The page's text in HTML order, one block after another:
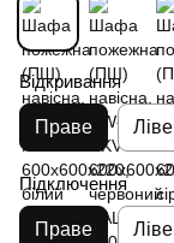
Відкривання
Праве Ліве
Підключення
Праве Ліве